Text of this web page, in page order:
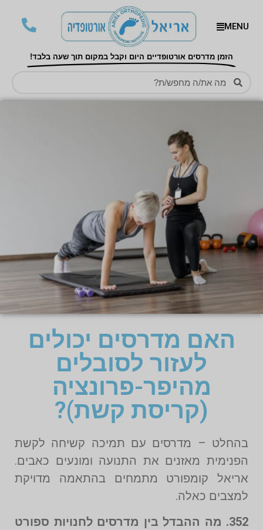
MENU
הזמן מדרסים אורטופדיים היום וקבל במקום תוך שעה בלבד!
האם מדרסים יכולים
לעזור לסובלים
מהיפר-פרונציה
(קריסת קשת)?
בהחלט – מדרסים עם תמיכה קשיחה לקשת
הפנימית מאזנים את התנועה ומונעים כאבים.
אריאל קומפורט מתמחים בהתאמה מדויקת
למצבים כאלה.
352. מה ההבדל בין מדרסים לחנויות ספורט